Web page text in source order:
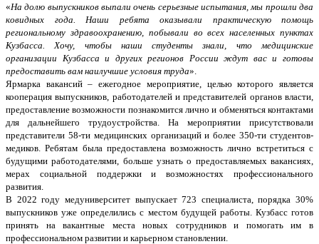
«На долю выпускников выпали очень серьезные испытания, мы прошли два
ковидных года. Наши ребята оказывали практическую помощь
региональному здравоохранению, побывали во всех населенных пунктах
Кузбасса. Хочу, чтобы наши студенты знали, что медицинские
организации Кузбасса и других регионов России ждут вас и готовы
предоставить вам наилучшие условия труда».
Ярмарка вакансий – ежегодное мероприятие, целью которого является
кооперация выпускников, работодателей и представителей органов власти,
предоставление возможности познакомится лично и обменяться контактами
для дальнейшего трудоустройства. На мероприятии присутствовали
представители 58-ти медицинских организаций и более 350-ти студентов-
медиков. Ребятам была предоставлена возможность лично встретиться с
будущими работодателями, больше узнать о предоставляемых вакансиях,
мерах социальной поддержки и возможностях профессионального
развития.
В 2022 году медуниверситет выпускает 723 специалиста, порядка 30%
выпускников уже определились с местом будущей работы. Кузбасс готов
принять на вакантные места новых сотрудников и помогать им в
профессиональном развитии и карьерном становлении.